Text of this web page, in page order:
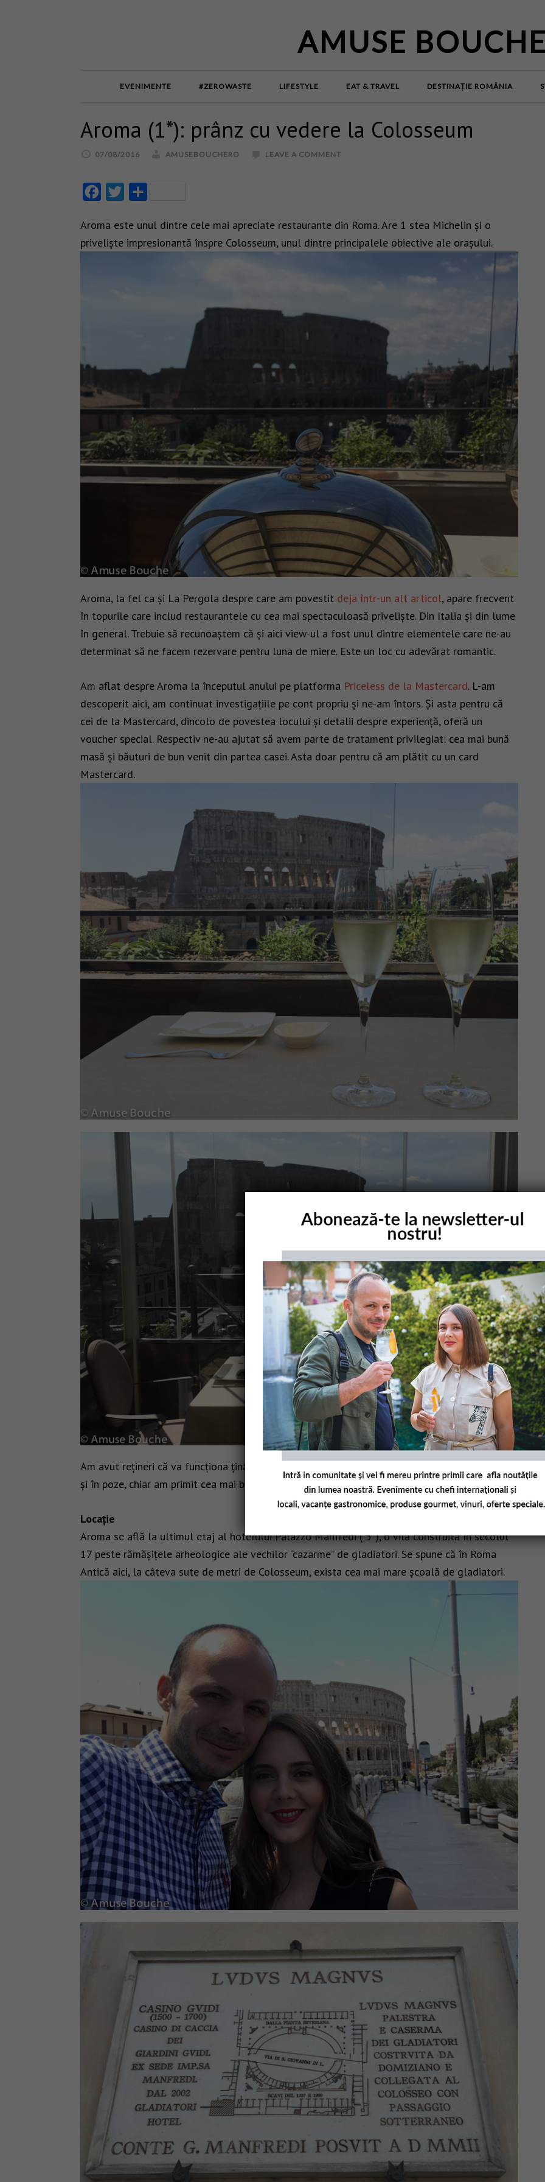
AMUSE
EVENIMENTE #ZEROWASTE LIFESTYLE EAT & TRAVEL DESTINAȚIE ROMÂNIA
Aroma (1*): prânz cu vedere la Colosseum
07/08/2016 AMUSEBOUCHERO LEAVE A COMMENT
FacebookTwitter
Aroma este unul dintre cele mai apreciate restaurante din Roma. Are 1 stea Michelin și o
priveliște impresionantă înspre Colosseum, unul dintre principalele obiective ale orașului.
Aroma, la fel ca și La Pergola despre care am povestit deja într-un alt articol, apare frecvent
în topurile care includ restaurantele cu cea mai spectaculoasă priveliște. Din Italia și din lume
în general. Trebuie să recunoaștem că și aici view-ul a fost unul dintre elementele care ne-au
determinat să ne facem rezervare pentru luna de miere. Este un loc cu adevărat romantic.
Am aflat despre Aroma la începutul anului pe platforma Priceless de la Mastercard. L-am
descoperit aici, am continuat investigațiile pe cont propriu și ne-am întors. Și asta pentru că
cei de la Mastercard, dincolo de povestea locului și detalii despre experiență, oferă un
voucher special. Respectiv ne-au ajutat să avem parte de tratament privilegiat: cea mai bună
masă și băuturi de bun venit din partea casei. Asta doar pentru că am plătit cu un card
Mastercard.
Am avut rețineri că va funcționa ținând cont că discutăm despre Italia, dar după cum se vede
și în poze, chiar am primit cea mai bună masă
Locație
Aroma se află la ultimul etaj al hotelului Palazzo Manfredi ( 5*), o vilă construită în secolul
17 peste rămășițele arheologice ale vechilor “cazarme” de gladiatori. Se spune că în Roma
Antică aici, la câteva sute de metri de Colosseum, exista cea mai mare școală de gladiatori.